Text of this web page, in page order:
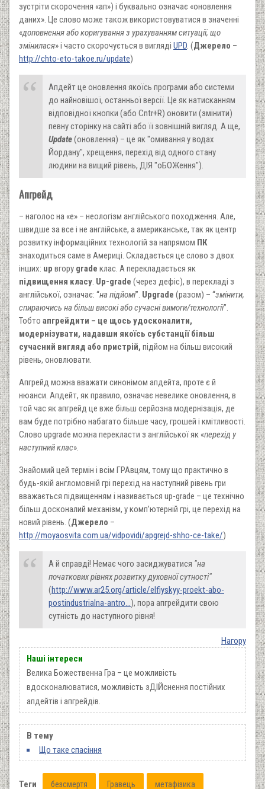
зустріти скорочення «ап») і буквально означає «оновлення
даних». Це слово може також використовуватися в значенні
«доповнення або коригування з урахуванням ситуації, що
змінилася» і часто скорочується в вигляді UPD. (Джерело –
http://chto-eto-takoe.ru/update)
Апдейт це оновлення якоїсь програми або системи
до найновішої, останньої версії. Це як натисканням
відповідної кнопки (або Cntr+R) оновити (змінити)
певну сторінку на сайті або її зовнішній вигляд. А ще,
Update(оновлення) – це як "омивання у водах
Йордану", хрещення, перехід від одного стану
людини на вищий рівень, ДІЯ "оБОЖення").
Апгрейд
– наголос на «е» – неологізм англійського походження. Але,
швидше за все і не англійське, а американське, так як центр
розвитку інформаційних технологій за напрямом ПК
знаходиться саме в Америці. Складається це слово з двох
інших: up вгору grade клас. А перекладається як
підвищення класу. Up-grade (через дефіс), в перекладі з
англійської, означає: “на підйомі”. Upgrade (разом) – “змінити,
спираючись на більш високі або сучасні вимоги/технології”.
Тобто апгрейдити – це щось удосконалити,
модернізувати, надавши якоїсь субстанції більш
сучасний вигляд або пристрій, підйом на більш високий
рівень, оновлювати.
Апгрейд можна вважати синонімом апдейта, проте є й
нюанси. Апдейт, як правило, означає невелике оновлення, в
той час як апгрейд це вже більш серйозна модернізація, де
вам буде потрібно набагато більше часу, грошей і кмітливості.
Слово upgrade можна перекласти з англійської як «перехід у
наступний клас».
Знайомий цей термін і всім ГРАвцям, тому що практично в
будь-якій англомовній грі перехід на наступний рівень гри
вважається підвищенням і називається up-grade – це технічно
більш досконалий механізм, у комп’ютерній грі, це перехід на
новий рівень. (Джерело –
http://moyaosvita.com.ua/vidpovidi/apgrejd-shho-ce-take/)
А й справді! Немає чого засиджуватися "на
початкових рівнях розвитку духовної сутності"
(http://www.ar25.org/article/elfiyskyy-proekt-abo-
postindustrialna-antro…), пора апгрейдити свою
сутність до наступного рівня!
Нагору
Наші інтереси
Велика Божественна Гра – це можливість
вдосконалюватися, можливість зДІЙснення постійних
апдейтів і апгрейдів.
В тему
Що таке спасіння
Теги безсмертя Гравець метафізика